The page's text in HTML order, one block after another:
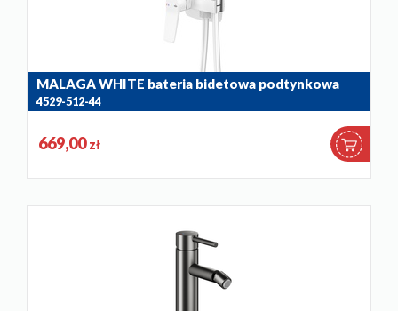
MALAGA WHITE bateria bidetowa podtynkowa
4529-512-44
669,00zł